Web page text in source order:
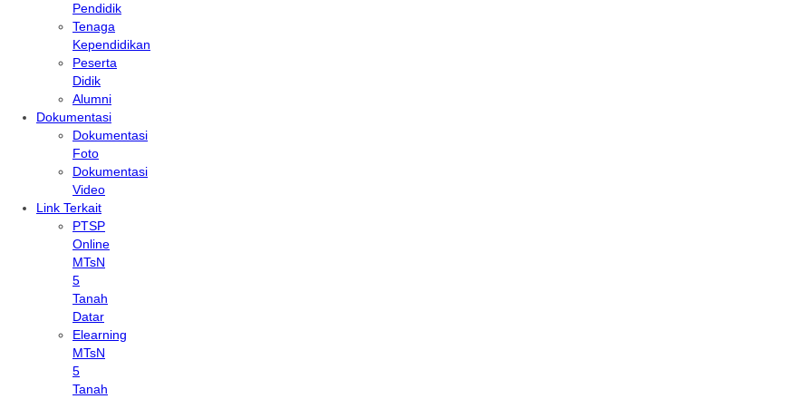
Pendidik
Tenaga
Kependidikan
Peserta
Didik
Alumni
Dokumentasi
Dokumentasi
Foto
Dokumentasi
Video
Link Terkait
PTSP
Online
MTsN
5
Tanah
Datar
Elearning
MTsN
5
Tanah